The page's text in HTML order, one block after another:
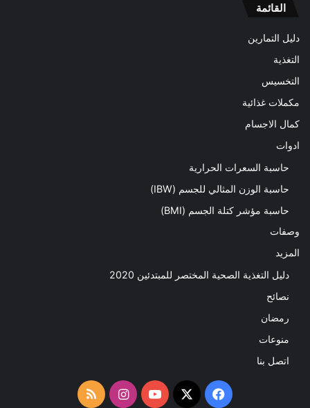
القائمة
دليل التمارين
التغذية
التخسيس
مكملات غذائية
كمال الاجسام
ادوات
حاسبة السعرات الحرارية
حاسبة الوزن المثالي للجسم (IBW)
حاسبة مؤشر كتلة الجسم (BMI)
وصفات
المزيد
دليل التغذية الصحية المختصر للمبتدئين 2020​
نصائح
رمضان
منوعات
اتصل بنا
فيسبوك
‫X
‫YouTubeانستقرامملخص